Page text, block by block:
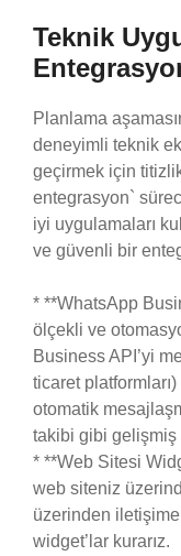
Teknik
Planlama
deneyimli teknik
geçirmek için
entegrasyon`
iyi uygulamaları
ve güvenli bir
* **WhatsApp
ölçekli ve
Business API’yi
ticaret
otomatik
takibi gibi
* **Web Sitesi
web siteniz
üzerinden
widget’lar kurarız.